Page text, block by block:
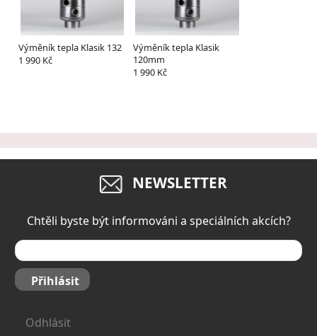
Výměník tepla Klasik 132
1 990 Kč
Výměník tepla Klasik
120mm
1 990 Kč
NEWSLETTER
Chtěli byste být informováni a speciálních akcích?
Přihlásit
Odhlásit